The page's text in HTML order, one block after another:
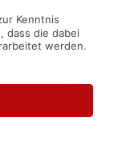
Kenntnis
dass die dabei
werden.